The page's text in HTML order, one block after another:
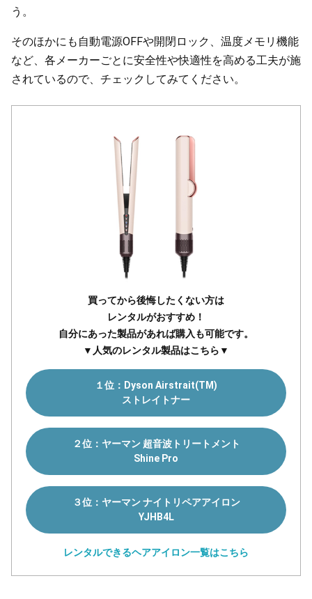
う。
そのほかにも自動電源OFFや開閉ロック、温度メモリ機能
など、各メーカーごとに安全性や快適性を高める工夫が施
されているので、チェックしてみてください。
買ってから後悔したくない方は
レンタルがおすすめ！
自分にあった製品があれば購入も可能です。
▼人気のレンタル製品はこちら▼
１位：Dyson Airstrait(TM)
ストレイトナー
２位：ヤーマン 超音波トリートメント
Shine Pro
３位：ヤーマン ナイトリペアアイロン
YJHB4L
レンタルできるヘアアイロン一覧はこちら